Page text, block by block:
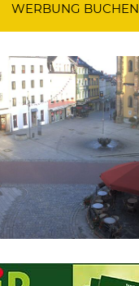
WERBUNG BUCHEN